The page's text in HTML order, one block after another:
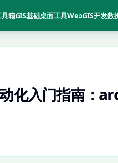
箱GIS基础桌面工具WebGIS开发数
化入门指南：